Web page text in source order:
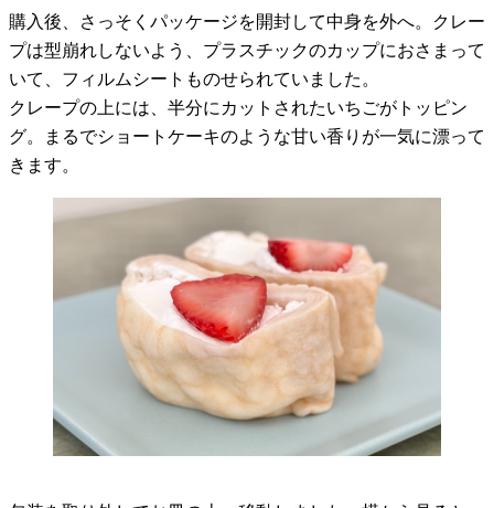
購入後、さっそくパッケージを開封して中身を外へ。クレー
プは型崩れしないよう、プラスチックのカップにおさまって
いて、フィルムシートものせられていました。
クレープの上には、半分にカットされたいちごがトッピン
グ。まるでショートケーキのような甘い香りが一気に漂って
きます。